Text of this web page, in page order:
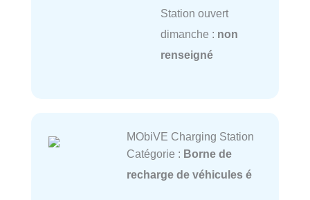
Station ouvert
dimanche : non
renseigné
MObiVE Charging Station
Catégorie : Borne de
recharge de véhicules é